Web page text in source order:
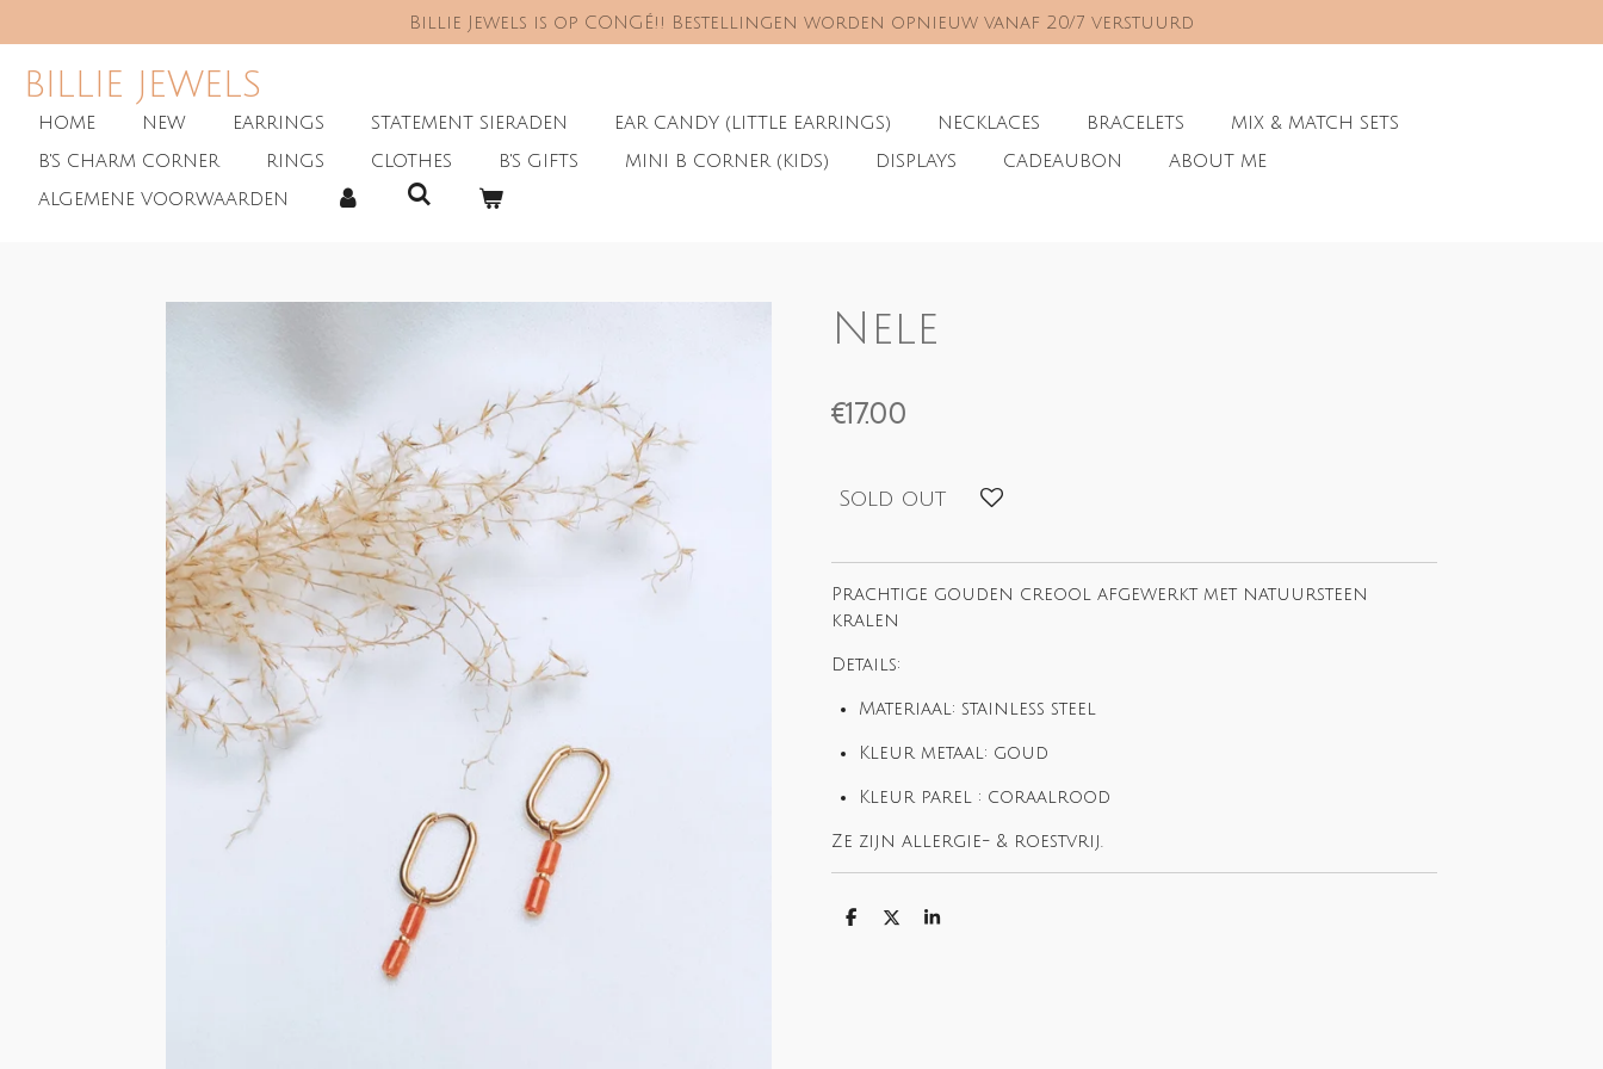
to
main
content
Billie Jewels is op CONGÉ!! Bestellingen worden opnieuw vanaf 20/7 verstuurd
BILLIE JEWELS
HOME NEW EARRINGS STATEMENT SIERADEN EAR CANDY (LITTLE EARRINGS) NECKLACES BRACELETS
MIX & MATCH SETS
B'S CHARM CORNER
RINGS CLOTHES B'S GIFTS MINI B CORNER (KIDS) DISPLAYS CADEAUBON
ABOUT ME
ALGEMENE VOORWAARDEN
Nele
€17.00
Sold out
Prachtige gouden creool afgewerkt met natuursteen
kralen
Details:
Materiaal: stainless steel
Kleur metaal: goud
Kleur parel : coraalrood
Ze zijn allergie- & roestvrij.
S
S
S